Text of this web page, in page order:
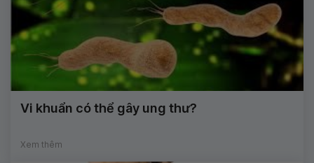
Vi khuẩn có thể gây ung thư?
Xem thêm